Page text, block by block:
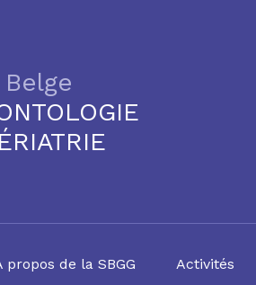
propos de la SBGG Activités